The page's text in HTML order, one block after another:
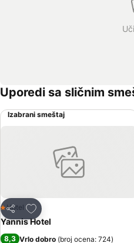
Uporedi sa sličnim
Izabrani smeštaj
Deli
Dodati u favorite
1 Zvezdice
Hotel
Yannis Hotel
8,3 Vrlo dobro (broj ocena: 724)